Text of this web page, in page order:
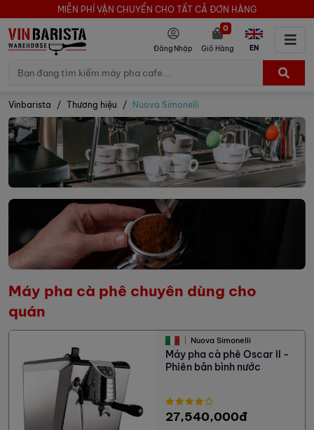
MIỄN PHÍ VẬN CHUYỂN CHO TẤT CẢ ĐƠN HÀNG
Đăng Nhập Giỏ Hàng
0
EN
Vinbarista Thương hiệu Nuova Simonelli
Máy pha cà phê chuyên dùng cho
quán
Nuova Simonelli
Máy pha cà phê Oscar II -
Phiên bản bình nước
27,540,000đ